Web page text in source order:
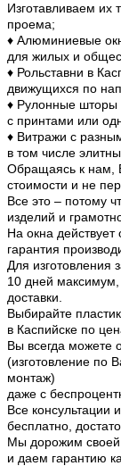
Изготавливаем их
проема;
♦ Алюминиевые
для жилых и
♦ Рольставни в
движущихся по
♦ Рулонные шторы
с принтами или
♦ Витражи с
в том числе
Обращаясь к нам,
стоимости и не
Все это – потому
изделий и
На окна
гарантия
Для изготовления
10 дней
доставки.
Выбирайте
в Каспийске по
Вы всегда можете
(изготовление по
монтаж)
даже с
Все консультации
бесплатно,
Мы дорожим своей
и даем гарантию